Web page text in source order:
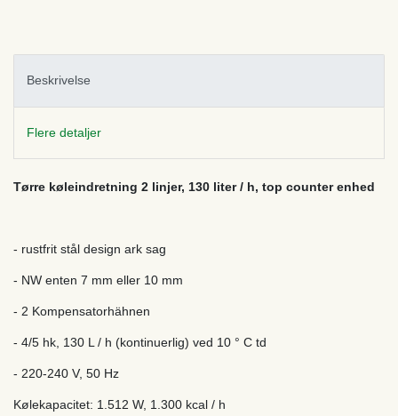
Beskrivelse
Flere detaljer
Tørre køleindretning 2 linjer, 130 liter / h, top counter enhed
- rustfrit stål design ark sag
- NW enten 7 mm eller 10 mm
- 2 Kompensatorhähnen
- 4/5 hk, 130 L / h (kontinuerlig) ved 10 ° C td
- 220-240 V, 50 Hz
Kølekapacitet: 1.512 W, 1.300 kcal / h